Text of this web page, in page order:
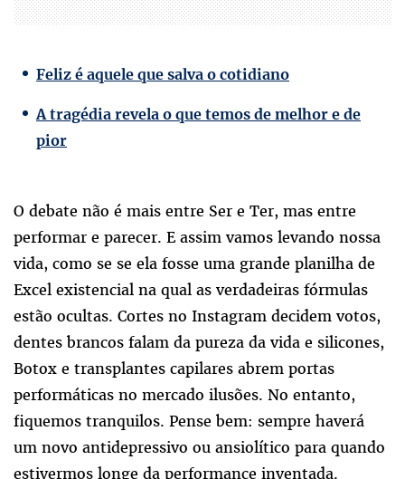
Feliz é aquele que salva o cotidiano
A tragédia revela o que temos de melhor e de
pior
O debate não é mais entre Ser e Ter, mas entre
performar e parecer. E assim vamos levando nossa
vida, como se se ela fosse uma grande planilha de
Excel existencial na qual as verdadeiras fórmulas
estão ocultas. Cortes no Instagram decidem votos,
dentes brancos falam da pureza da vida e silicones,
Botox e transplantes capilares abrem portas
performáticas no mercado ilusões. No entanto,
fiquemos tranquilos. Pense bem: sempre haverá
um novo antidepressivo ou ansiolítico para quando
estivermos longe da performance inventada.